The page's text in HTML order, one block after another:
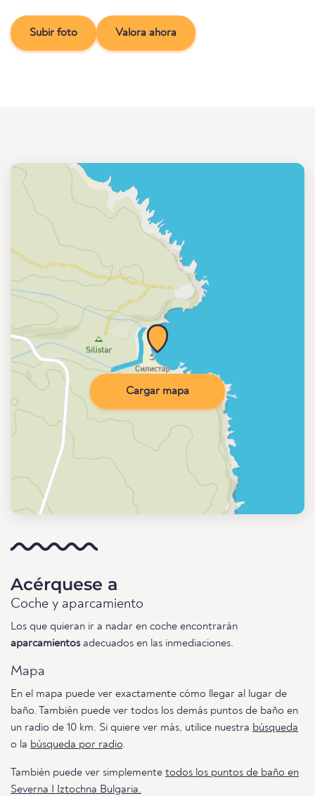
Subir foto Valora ahora
Cargar mapa
Acérquese a
Coche y aparcamiento
Los que quieran ir a nadar en coche encontrarán
aparcamientosadecuados en las inmediaciones.
Mapa
En el mapa puede ver exactamente cómo llegar al lugar de
baño. También puede ver todos los demás puntos de baño en
un radio de 10 km. Si quiere ver más, utilice nuestra búsqueda
o la búsqueda por radio.
También puede ver simplemente todos los puntos de baño en
Severna I Iztochna Bulgaria.